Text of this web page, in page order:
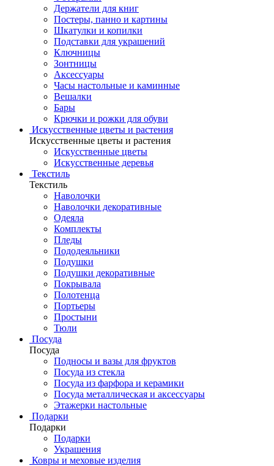
Держатели для книг
Постеры, панно и картины
Шкатулки и копилки
Подставки для украшений
Ключницы
Зонтницы
Аксессуары
Часы настольные и каминные
Вешалки
Бары
Крючки и рожки для обуви
Искусственные цветы и растения
Искусственные цветы и растения
Искусственные цветы
Искусcтвенные деревья
Текстиль
Текстиль
Наволочки
Наволочки декоративные
Одеяла
Комплекты
Пледы
Пододеяльники
Подушки
Подушки декоративные
Покрывала
Полотенца
Портьеры
Простыни
Тюли
Посуда
Посуда
Подносы и вазы для фруктов
Посуда из стекла
Посуда из фарфора и керамики
Посуда металлическая и аксессуары
Этажерки настольные
Подарки
Подарки
Подарки
Украшения
Ковры и меховые изделия